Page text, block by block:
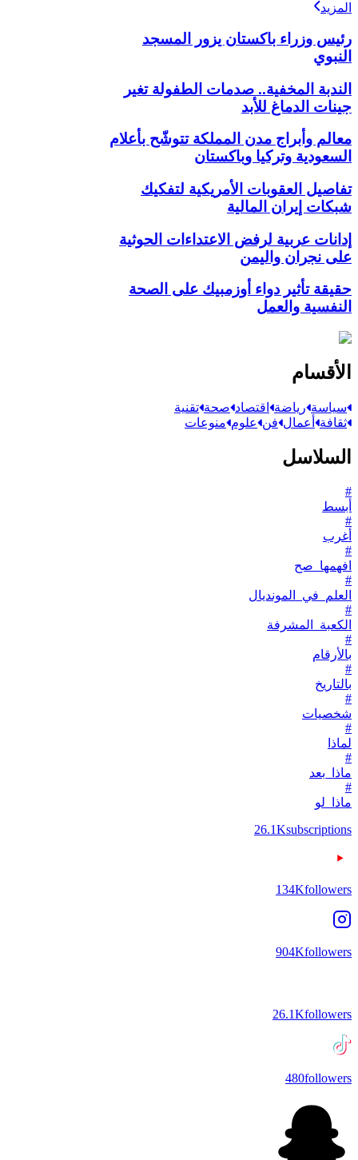
المزيد
رئيس وزراء باكستان يزور المسجد
النبوي
الندبة المخفية.. صدمات الطفولة تغير
جينات الدماغ للأبد
معالم وأبراج مدن المملكة تتوشّح بأعلام
السعودية وتركيا وباكستان
تفاصيل العقوبات الأمريكية لتفكيك
شبكات إيران المالية
إدانات عربية لرفض الاعتداءات الحوثية
على نجران واليمن
حقيقة تأثير دواء أوزمبيك على الصحة
النفسية والعمل
الأقسام
سياسة رياضة اقتصاد صحة تقنية
ثقافة أعمال فن علوم منوعات
السلاسل
#
أبسط
#
أغرب
#
افهمها_صح
#
العلم_في_المونديال
#
الكعبة_المشرفة
#
بالأرقام
#
بالتاريخ
#
شخصيات
#
لماذا
#
ماذا_بعد
#
ماذا_لو
26.1Ksubscriptions
134Kfollowers
904Kfollowers
26.1Kfollowers
480followers